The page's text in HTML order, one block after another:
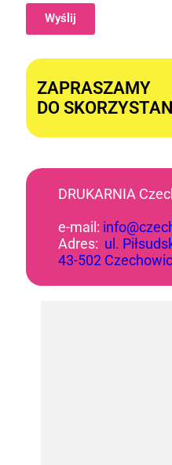
Wyślij
ZAPRASZAMY
DO
DRUKARNIA
e-mail:
Adres: ul.
43-502